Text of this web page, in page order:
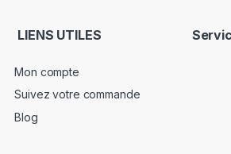
LIENS UTILES
Mon compte
Suivez votre commande
Blog